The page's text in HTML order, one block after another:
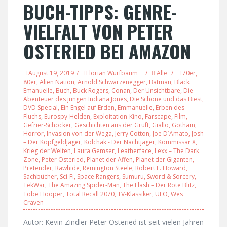
BUCH-TIPPS: GENRE-
VIELFALT VON PETER
OSTERIED BEI AMAZON
August 19, 2019 Florian Wurfbaum Alle 70er,
80er, Alien Nation, Arnold Schwarzenegger, Batman, Black
Emanuelle, Buch, Buck Rogers, Conan, Der Unsichtbare, Die
Abenteuer des jungen Indiana Jones, Die Schöne und das Biest,
DVD Special, Ein Engel auf Erden, Emmanuelle, Erben des
Fluchs, Eurospy-Helden, Exploitation-Kino, Farscape, Film,
Gefrier-Schocker, Geschichten aus der Gruft, Giallo, Gotham,
Horror, Invasion von der Wega, Jerry Cotton, Joe D´Amato, Josh
– Der Kopfgeldjäger, Kolchak - Der Nachtjäger, Kommissar X,
Krieg der Welten, Laura Gemser, Leatherface, Lexx – The Dark
Zone, Peter Osteried, Planet der Affen, Planet der Giganten,
Pretender, Rawhide, Remington Steele, Robert E. Howard,
Sachbücher, Sci-Fi, Space Rangers, Sumuru, Sword & Sorcery,
TekWar, The Amazing Spider-Man, The Flash – Der Rote Blitz,
Tobe Hooper, Total Recall 2070, TV-Klassiker, UFO, Wes
Craven
Autor: Kevin Zindler Peter Osteried ist seit vielen Jahren